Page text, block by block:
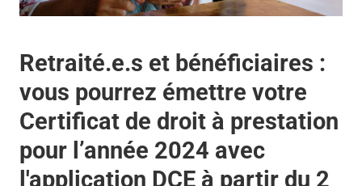
Retraité.e.s et bénéficiaires :
vous pourrez émettre votre
Certificat de droit à prestation
pour l’année 2024 avec
l'application DCE à partir du 2